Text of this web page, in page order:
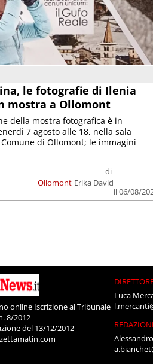
le fotografie di Ilenia
mostra a Ollomont
Ollomont
di
Erika David
il 06/08/
della mostra fotografica è in
7 agosto alle 18, nella sala
di Ollomont; le immagini
online Iscrizione al Tribunale
8/2012
del 13/12/2012
Luca